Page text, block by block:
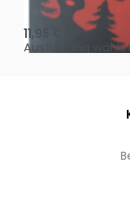
Oh, heilige Nacht!
11,95
Ausführung